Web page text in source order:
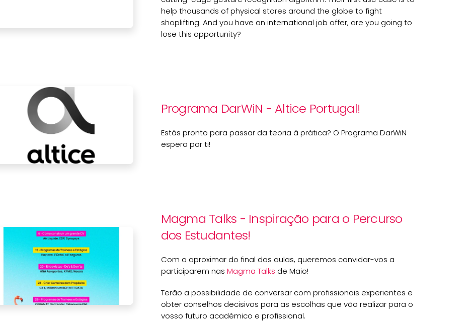
help thousands ofphysical stores around the globe to fight
shoplifting. And you have an international job offer, are you going to
lose this opportunity?
Programa DarWiN - Altice Portugal!
Estás pronto para passar da teoria à prática? O Programa DarWiN
espera por ti!
Magma Talks - Inspiração para o Percurso
dos Estudantes!
Com o aproximar do final das aulas, queremos convidar-vos a
participarem nas Magma Talks de Maio!
Terão a possibilidade de conversar com profissionais experientes e
obter conselhos decisivos para as escolhas que vão realizar para o
vosso futuro académico e profissional.